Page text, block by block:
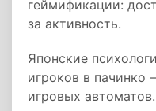
геймификации:
за активность.
Японские
игроков в пачинко
игровых